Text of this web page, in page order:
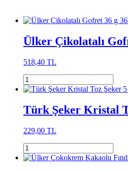
Ülker Çikolatalı
518,40 TL
Türk Şeker Kristal
229,00 TL